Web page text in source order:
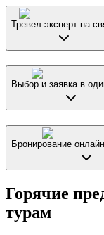
Тревел-эксперт на
Выбор и заявка в
Бронирование
Горячие
турам